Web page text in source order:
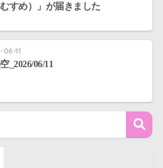
すめ）」が届きました
06-11
_2026/06/11